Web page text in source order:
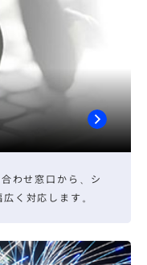
わせ窓口から、シ
く対応します。